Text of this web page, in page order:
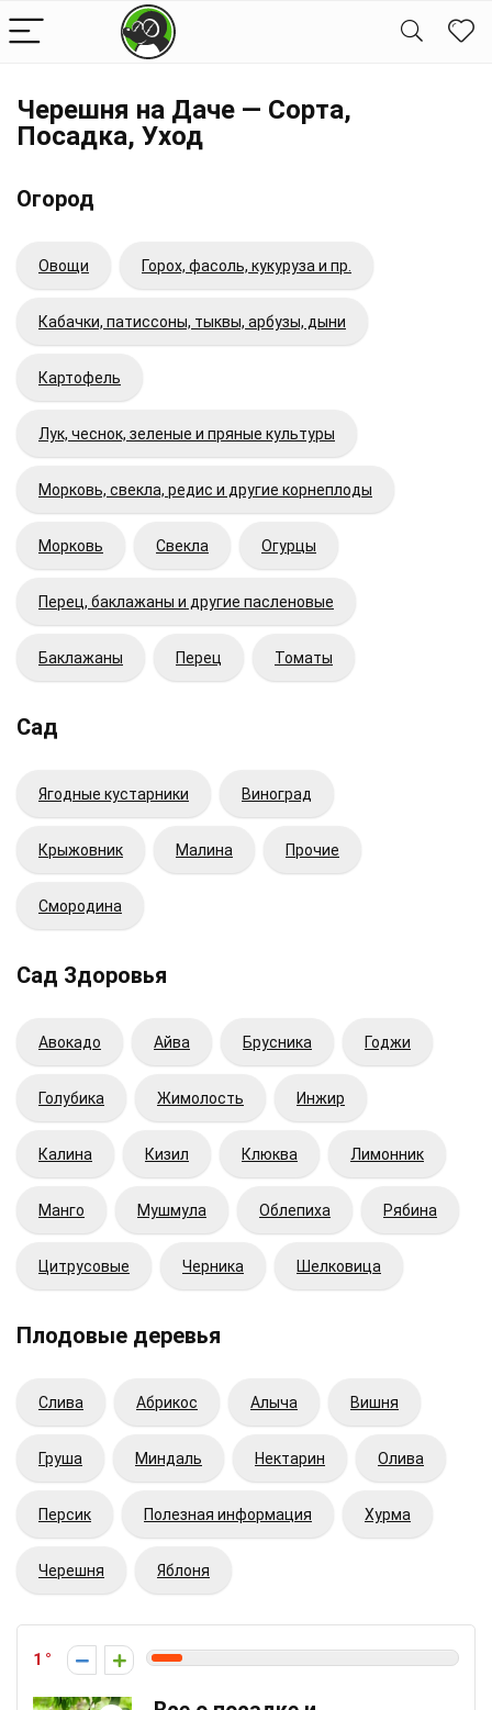
Черешня на Даче — Сорта,
Посадка, Уход
Огород
Овощи Горох, фасоль, кукуруза и пр.
Кабачки, патиссоны, тыквы, арбузы, дыни
Картофель
Лук, чеснок, зеленые и пряные культуры
Морковь, свекла, редис и другие корнеплоды
Морковь Свекла Огурцы
Перец, баклажаны и другие пасленовые
Баклажаны Перец Томаты
Сад
Ягодные кустарники Виноград
Крыжовник Малина Прочие
Смородина
Сад Здоровья
Авокадо Айва Брусника Годжи
Голубика Жимолость Инжир
Калина Кизил Клюква Лимонник
Манго Мушмула Облепиха Рябина
Цитрусовые Черника Шелковица
Плодовые деревья
Cлива Абрикос Алыча Вишня
Груша Миндаль Нектарин Олива
Персик Полезная информация Хурма
Черешня Яблоня
1